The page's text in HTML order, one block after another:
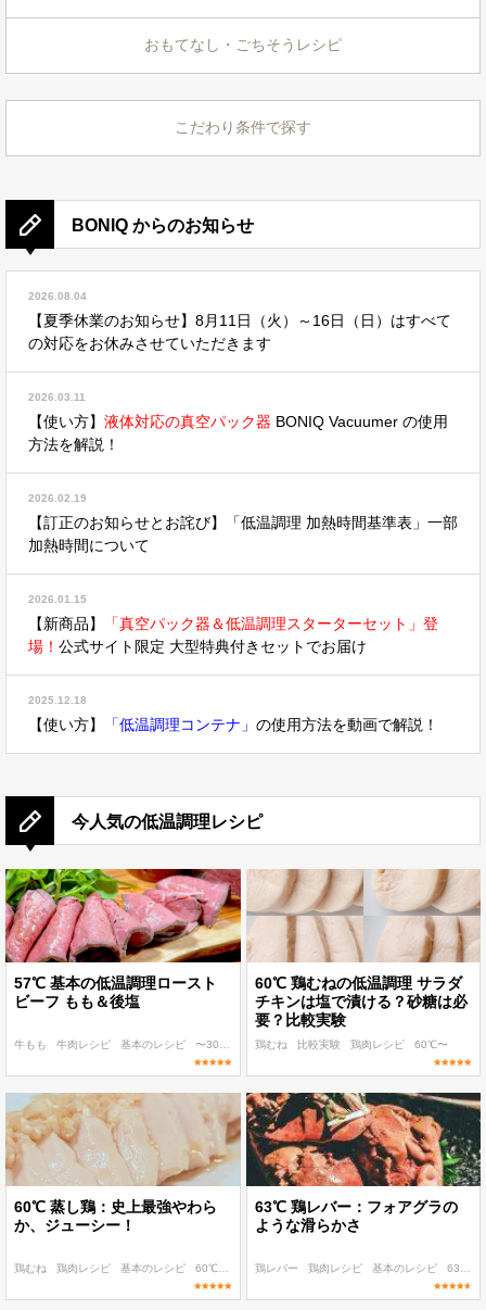
おもてなし・ごちそうレシピ
こだわり条件で探す
BONIQ からのお知らせ
2026.08.04
【夏季休業のお知らせ】8月11日（火）～16日（日）はすべて
の対応をお休みさせていただきます
2026.03.11
【使い方】 液体対応の真空パック器 BONIQ Vacuumer の使用
方法を解説！
2026.02.19
【訂正のお知らせとお詫び】「低温調理 加熱時間基準表」一部
加熱時間について
2026.01.15
【新商品】
「真空パック器＆低温調理スターターセット」登
場！ 公式サイト限定 大型特典付きセットでお届け
2025.12.18
【使い方】 「低温調理コンテナ」 の使用方法を動画で解説！
今人気の低温調理レシピ
57℃ 基本の低温調理ロースト
ビーフ もも＆後塩
牛もも 牛肉レシピ 基本のレシピ 〜300 kcal 〜400 kcal
60℃ 鶏むねの低温調理 サラダ
チキンは塩で漬ける？砂糖は必
要？比較実験
鶏むね 比較実験 鶏肉レシピ 60℃〜
60℃ 蒸し鶏：史上最強やわら
か、ジューシー！
鶏むね 鶏肉レシピ 基本のレシピ 60℃〜 パパッと作れる
63℃ 鶏レバー：フォアグラの
ような滑らかさ
鶏レバー 鶏肉レシピ 基本のレシピ 63℃